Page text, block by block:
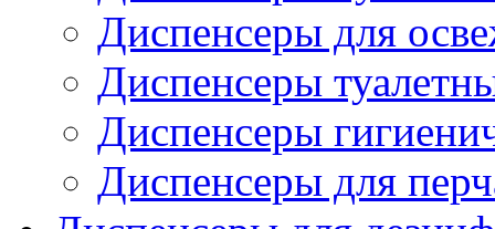
Диспенсеры для
Диспенсеры
Диспенсеры
Диспенсеры для